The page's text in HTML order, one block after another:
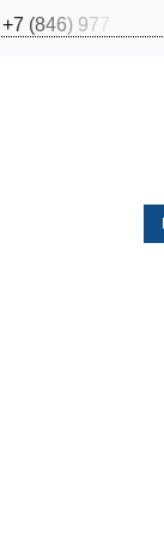
+7 (846) 977